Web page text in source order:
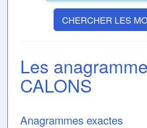
CHERCHER LES
Les
CALONS
Anagrammes exactes